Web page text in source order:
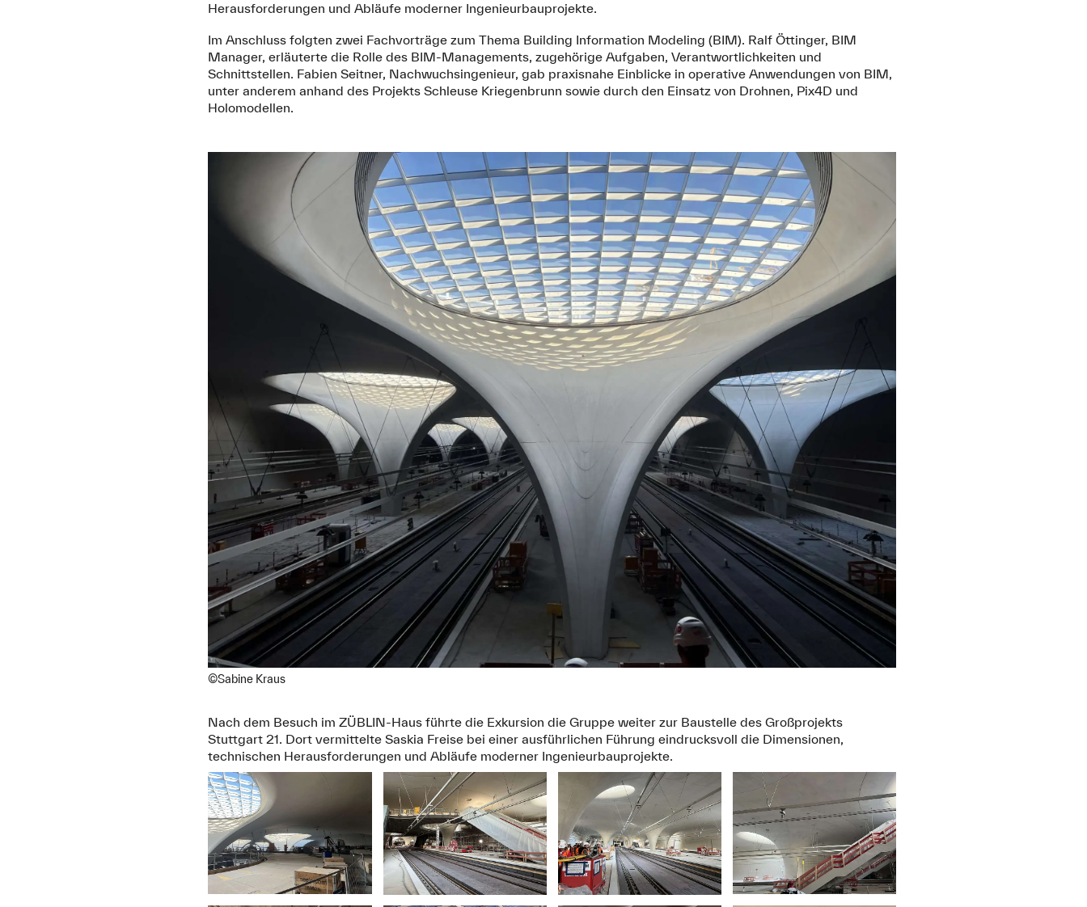
Herausforderungen und Abläufe moderner Ingenieurbauprojekte.
Im Anschluss folgten zwei Fachvorträge zum Thema Building Information Modeling (BIM). Ralf Öttinger, BIM
Manager, erläuterte die Rolle des BIM‑Managements, zugehörige Aufgaben, Verantwortlichkeiten und
Schnittstellen. Fabien Seitner, Nachwuchsingenieur, gab praxisnahe Einblicke in operative Anwendungen von BIM,
unter anderem anhand des Projekts Schleuse Kriegenbrunn sowie durch den Einsatz von Drohnen, Pix4D und
Holomodellen.
©Sabine Kraus
Nach dem Besuch im ZÜBLIN‑Haus führte die Exkursion die Gruppe weiter zur Baustelle des Großprojekts
Stuttgart 21. Dort vermittelte Saskia Freise bei einer ausführlichen Führung eindrucksvoll die Dimensionen,
technischen Herausforderungen und Abläufe moderner Ingenieurbauprojekte.